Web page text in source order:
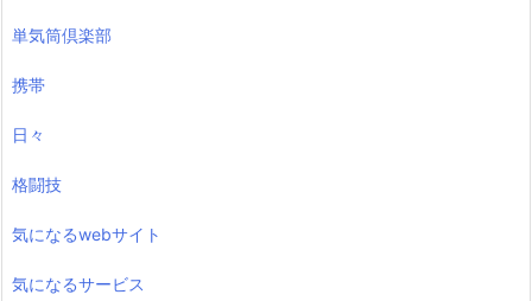
単気筒倶楽部
携帯
日々
格闘技
気になるwebサイト
気になるサービス